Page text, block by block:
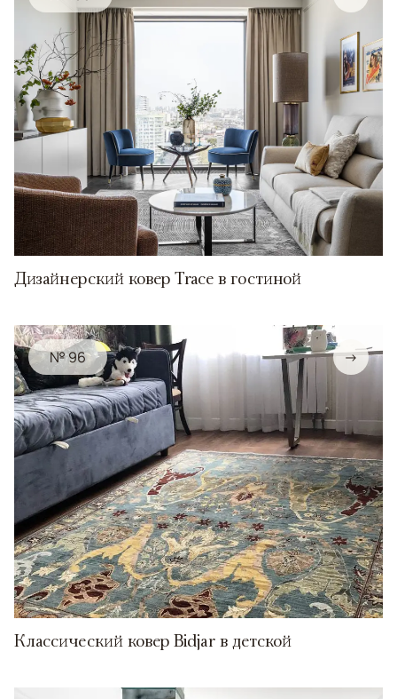
Дизайнерский ковер Trace в гостиной
№ 96 →
Классический ковер Bidjar в детской